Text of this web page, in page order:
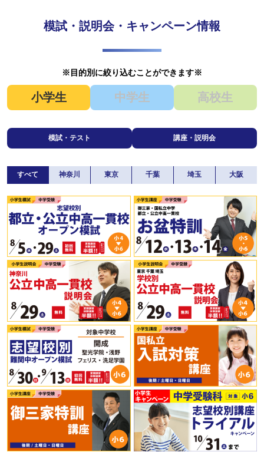
模試・説明会・キャンペーン情報
※目的別に絞り込むことができます※
小学生 中学生 高校生
模試・テスト 講座・説明会
すべて 神奈川 東京 千葉 埼玉 大阪